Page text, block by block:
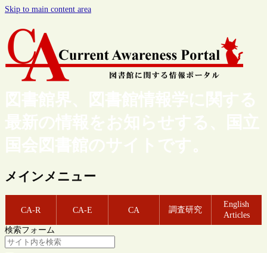
Skip to main content area
図書館界、図書館情報学に関する
最新の情報をお知らせする、国立
国会図書館のサイトです。
メインメニュー
CA-R CA-E CA 調査研究
English
Articles
検索フォーム